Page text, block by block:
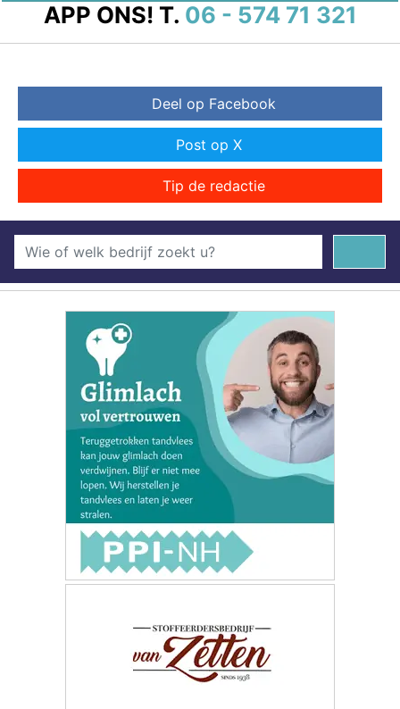
APP ONS! T. 06 - 574 71 321
Deel op Facebook
Post op X
Tip de redactie